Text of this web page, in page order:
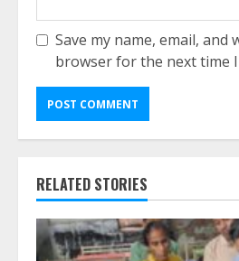
Save my name, email, and
browser for the next time
RELATED STORIES